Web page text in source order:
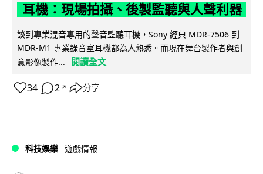
耳機：現場拍攝、後製監聽與人聲利器
談到專業混音專用的聲音監聽耳機，Sony 經典 MDR-7506 到
MDR-M1 專業錄音室耳機都為人熟悉。而現在舞台製作者與創
意影像製作...
閱讀全文
34 2 ↗ 分享
科技娛樂 遊戲情報